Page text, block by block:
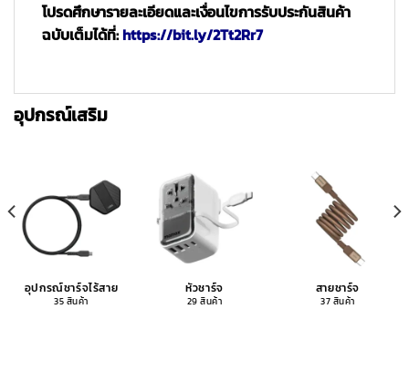
โปรดศึกษารายละเอียดและเงื่อนไขการรับประกันสินค้า
ฉบับเต็มได้ที่:https://bit.ly/2Tt2Rr7
อุปกรณ์เสริม
อุปกรณ์ชาร์จไร้สาย
35 สินค้า
หัวชาร์จ
29 สินค้า
สายชาร์จ
37 สินค้า